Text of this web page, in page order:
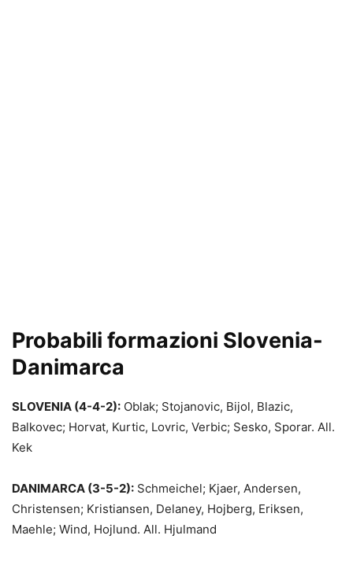
Probabili formazioni Slovenia-
Danimarca
SLOVENIA (4-4-2): Oblak; Stojanovic, Bijol, Blazic,
Balkovec; Horvat, Kurtic, Lovric, Verbic; Sesko, Sporar. All.
Kek
DANIMARCA (3-5-2): Schmeichel; Kjaer, Andersen,
Christensen; Kristiansen, Delaney, Hojberg, Eriksen,
Maehle; Wind, Hojlund. All. Hjulmand